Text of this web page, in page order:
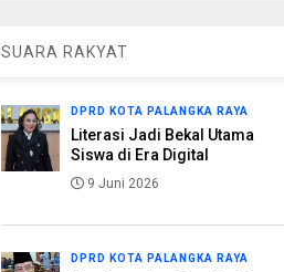
SUARA RAKYAT
DPRD KOTA PALANGKA RAYA
Literasi Jadi Bekal Utama
Siswa di Era Digital
9 Juni 2026
DPRD KOTA PALANGKA RAYA